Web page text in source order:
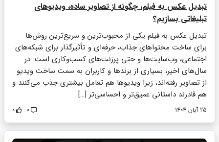
تبدیل عکس به فیلم، چگونه از تصاویر ساده، ویدیوهای
تبلیغاتی بسازیم؟
تبدیل عکس به فیلم یکی از محبوب‌ترین و سریع‌ترین روش‌ها
برای ساخت محتواهای جذاب، حرفه‌ای و تأثیرگذار برای شبکه‌های
اجتماعی، وب‌سایت‌ها و حتی پرزنت‌های کسب‌وکاری است. در
سال‌های اخیر، بسیاری از برندها و کاربران به سمت ساخت ویدیو
از تصاویر رفته‌اند، زیرا ویدیوها هم تعامل بیشتری جذب می‌کنند و
هم قادرند داستانی عمیق‌تر و احساسی‌تر […]
25 آبان 1404 0
0